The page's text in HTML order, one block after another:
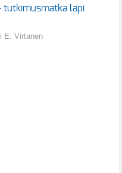
tutkimusmatka läpi
E. Virtanen